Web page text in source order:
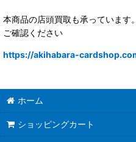
本商品の店頭買取も承っています
ご確認ください
https://akihabara-
ホーム
ショッピングカート